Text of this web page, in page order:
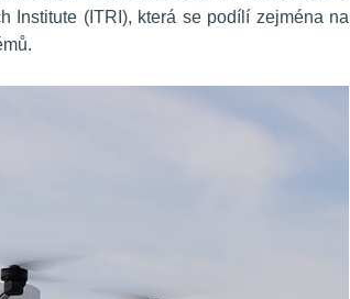
Institute (ITRI), která se podílí zejména na